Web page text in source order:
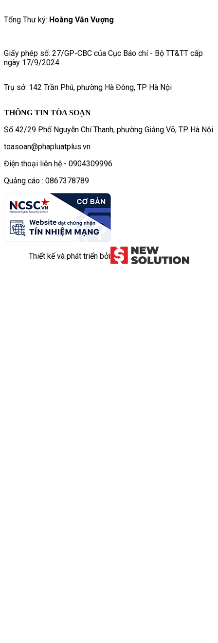
Tổng Thư ký: Hoàng Văn Vượng
Giấy phép số: 27/GP-CBC của Cục Báo chí - Bộ TT&TT cấp
ngày 17/9/2024
Trụ sở: 142 Trần Phú, phường Hà Đông, TP Hà Nội
THÔNG TIN TÒA SOẠN
Số 42/29 Phố Nguyễn Chí Thanh, phường Giảng Võ, TP. Hà Nội
toasoan@phapluatplus.vn
Điện thoại liên hệ - 0904309996
Quảng cáo : 0867378789
Thiết kế và phát triển bởi